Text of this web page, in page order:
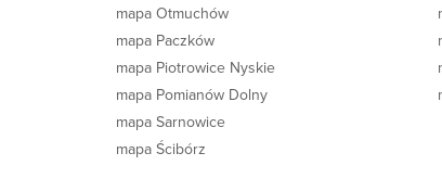
mapa Otmuchów
mapa Paczków
mapa Piotrowice Nyskie
mapa Pomianów Dolny
mapa Sarnowice
mapa Ścibórz